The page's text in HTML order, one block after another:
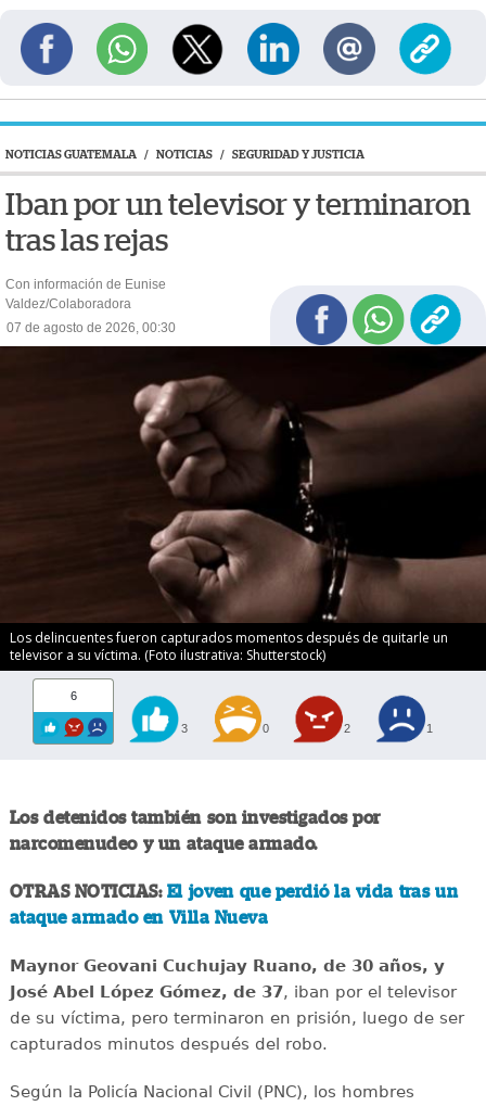
NOTICIAS GUATEMALA / NOTICIAS / SEGURIDAD Y JUSTICIA
Iban por un televisor y terminaron
tras las rejas
Con información de Eunise
Valdez/Colaboradora
07 de agosto de 2026, 00:30
Los delincuentes fueron capturados momentos después de quitarle un
televisor a su víctima. (Foto ilustrativa: Shutterstock)
6
3 0 2 1
Los detenidos también son investigados por
narcomenudeo y un ataque armado.
OTRAS NOTICIAS: El joven que perdió la vida tras un
ataque armado en Villa Nueva
Maynor Geovani Cuchujay Ruano, de 30 años, y
José Abel López Gómez, de 37, iban por el televisor
de su víctima, pero terminaron en prisión, luego de ser
capturados minutos después del robo.
Según la Policía Nacional Civil (PNC), los hombres